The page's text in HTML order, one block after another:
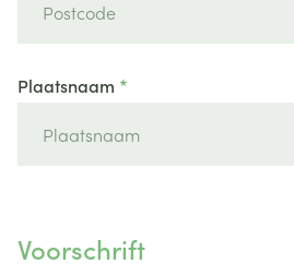
Plaatsnaam
Voorschrift